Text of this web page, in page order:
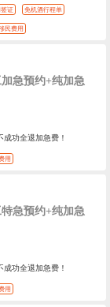
签证 免机酒行程单
民费用
急预约+纯加急
功全退加急费！
用
急预约+纯加急
功全退加急费！
用